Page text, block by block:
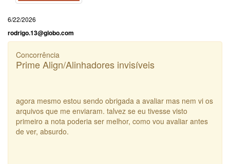
6/22/2026
rodrigo.13@globo.com
Concorrência
Prime Align/Alinhadores invisíveis
agora mesmo estou sendo obrigada a avaliar mas nem vi os
arquivos que me enviaram. talvez se eu tivesse visto
primeiro a nota poderia ser melhor, como vou avaliar antes
de ver, absurdo.